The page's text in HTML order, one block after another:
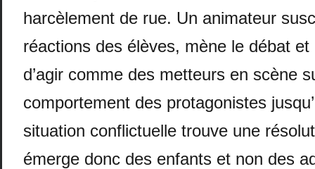
harcèlement de rue. Un animateur
réactions des élèves, mène le débat et
d’agir comme des metteurs en scène
comportement des protagonistes
situation conflictuelle trouve une
émerge donc des enfants et non des